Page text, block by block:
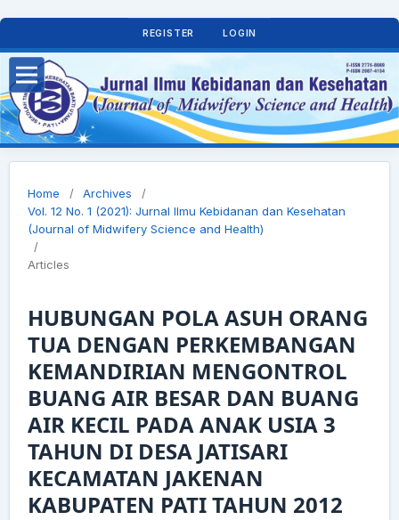
REGISTER LOGIN
Home / Archives
/
Vol. 12 No. 1 (2021): Jurnal Ilmu Kebidanan dan Kesehatan
(Journal of Midwifery Science and Health)
/
Articles
HUBUNGAN POLA ASUH ORANG
TUA DENGAN PERKEMBANGAN
KEMANDIRIAN MENGONTROL
BUANG AIR BESAR DAN BUANG
AIR KECIL PADA ANAK USIA 3
TAHUN DI DESA JATISARI
KECAMATAN JAKENAN
KABUPATEN PATI TAHUN 2012